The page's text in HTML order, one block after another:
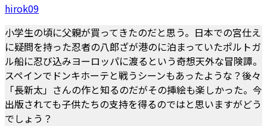
hirok09
小学生の頃に父親が買ってきたのだと思う。日本での宮仕え
に疑問を持った忍者の八郎ざが港のに泊まっていたポルトガ
ル船に忍び込みヨーロッパに渡るという奇想天外な冒険譚。
スペインでドンキホーテと戦うシーンもあったような？後々
「長新太」さんの作と知るのだがその挿絵も楽しかった。今
出版されても子供たちの支持を得るのではと思いますがどう
でしょう？